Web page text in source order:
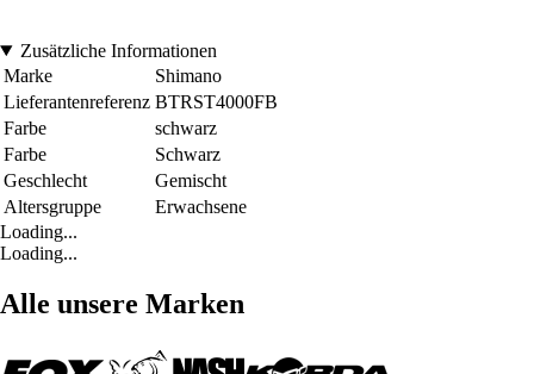
Zusätzliche Informationen
Marke
Shimano
Lieferantenreferenz BTRST4000FB
Farbe
schwarz
Farbe
Schwarz
Geschlecht
Gemischt
Altersgruppe
Erwachsene
Loading...
Loading...
Alle unsere Marken